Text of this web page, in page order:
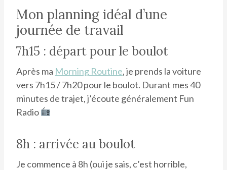
Mon planning idéal d’une
journée de travail
7h15 : départ pour le boulot
Après ma Morning Routine, je prends la voiture
vers 7h15 / 7h20 pour le boulot. Durant mes 40
minutes de trajet, j’écoute généralement Fun
Radio
8h : arrivée au boulot
Je commence à 8h (oui je sais, c’est horrible,